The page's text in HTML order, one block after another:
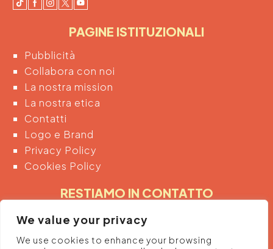
We value your privacy
We use cookies to enhance your browsing
PAGINE ISTITUZIONALI
Pubblicità
Collabora con noi
La nostra mission
La nostra etica
Contatti
Logo e Brand
Privacy Policy
Cookies Policy
RESTIAMO IN CONTATTO
Inserendo di seguito la tua email acconsenti
automaticamente al trattamento dei tuoi dati
personali per ricevere informazioni e promozioni